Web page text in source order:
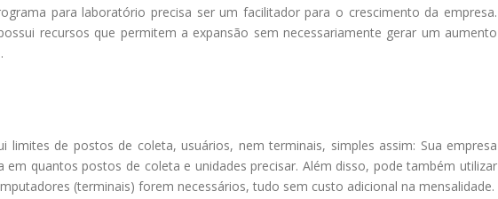
para laboratório precisa ser um facilitador para o crescimento da empresa.
recursos que permitem a expansão sem necessariamente gerar um aumento
limites de postos de coleta, usuários, nem terminais, simples assim: Sua empresa
em quantos postos de coleta e unidades precisar. Além disso, pode também utilizar
(terminais) forem necessários, tudo sem custo adicional na mensalidade.